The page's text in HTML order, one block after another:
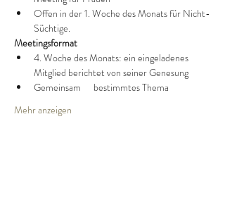
Offen in der 1. Woche des Monats für Nicht-
Süchtige.
Meetingsformat
4. Woche des Monats: ein eingeladenes
Mitglied berichtet von seiner Genesung
Gemeinsam      bestimmtes Thema
Mehr anzeigen